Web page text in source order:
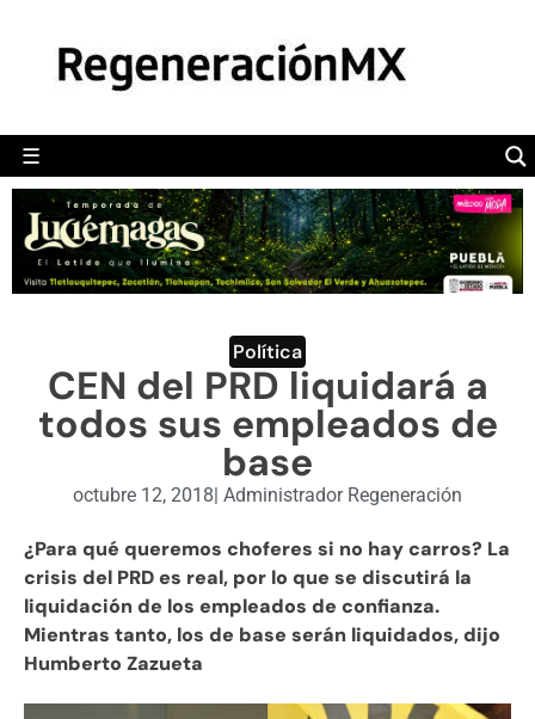
☰
POLÍTICA
CAMALEÓN
OPINIÓN
DEPORTES
ENGLISH SECTION
VIDEOS
Política
CEN del PRD liquidará a
todos sus empleados de
base
octubre 12, 2018| Administrador Regeneración
¿Para qué queremos choferes si no hay carros? La
crisis del PRD es real, por lo que se discutirá la
liquidación de los empleados de confianza.
Mientras tanto, los de base serán liquidados, dijo
Humberto Zazueta